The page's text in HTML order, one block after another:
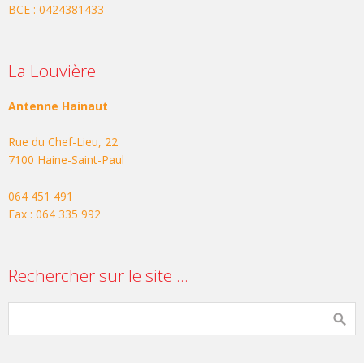
BCE : 0424381433
La Louvière
Antenne Hainaut
Rue du Chef-Lieu, 22
7100 Haine-Saint-Paul
064 451 491
Fax : 064 335 992
Rechercher sur le site …